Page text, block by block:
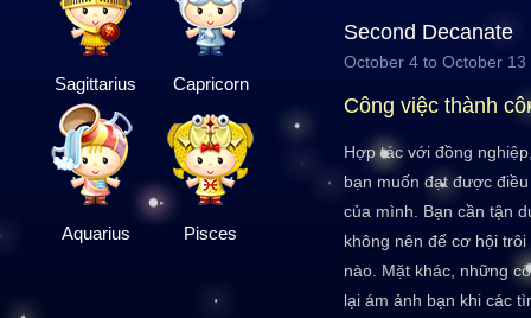
Sagittarius Capricorn
Aquarius Pisces
Second Decanate
October 4 to October 13
Công việc thành
Hợp tác với đồng
bạn muốn đạt được
của mình. Bạn cần tận
không nên để cơ hội
nào. Mặt khác, những
lại ám ảnh bạn khi các